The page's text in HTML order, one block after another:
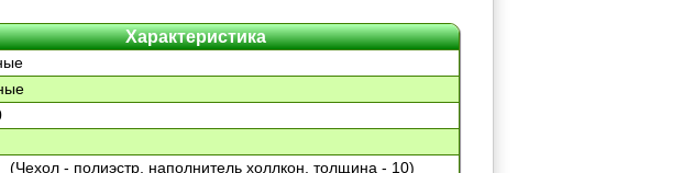
Характеристика
(Чехол - полиэстр, наполнитель холлкон, толщина - 10)